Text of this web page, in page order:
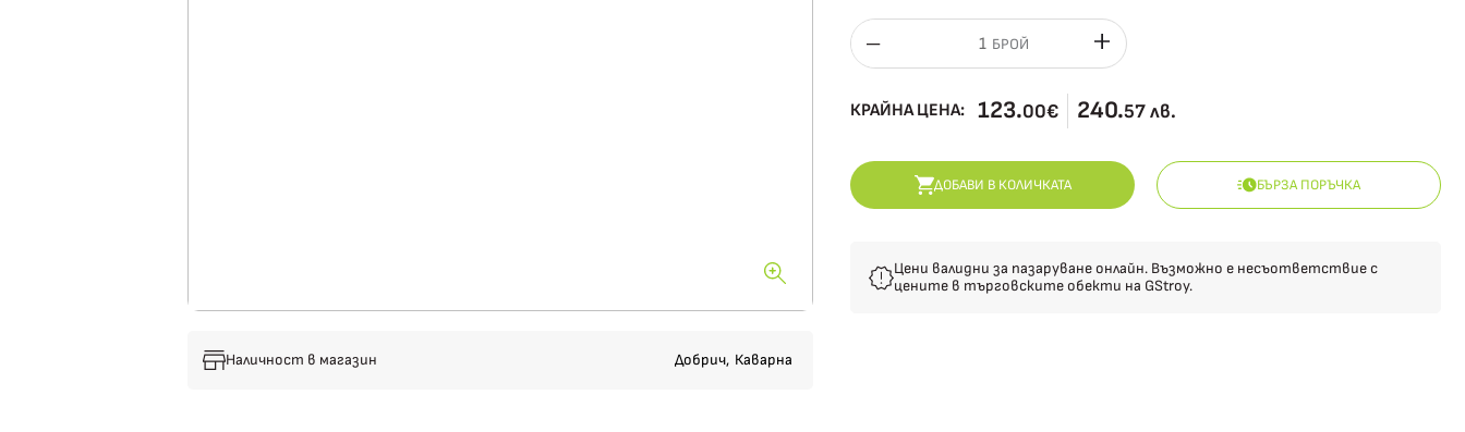
Наличност в магазин Добрич, Каварна
БРОЙ
КРАЙНА ЦЕНА: 123.00€ 240.57 лв.
ДОБАВИ В КОЛИЧКАТА БЪРЗА ПОРЪЧКА
Цени валидни за пазаруване онлайн. Възможно е несъответствие с
цените в търговските обекти на GStroy.